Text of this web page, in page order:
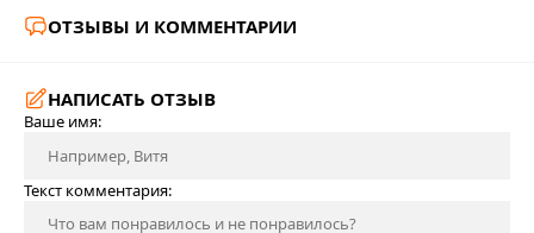
ОТЗЫВЫ И КОММЕНТАРИИ
НАПИСАТЬ ОТЗЫВ
Ваше имя:
Текст комментария: